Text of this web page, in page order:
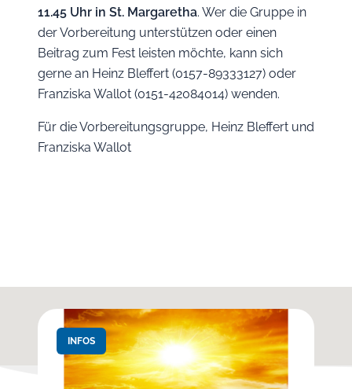
11.45 Uhr in St. Margaretha. Wer die Gruppe in
der Vorbereitung unterstützen oder einen
Beitrag zum Fest leisten möchte, kann sich
gerne an Heinz Bleffert (0157-89333127) oder
Franziska Wallot (0151-42084014) wenden.
Für die Vorbereitungsgruppe, Heinz Bleffert und
Franziska Wallot
INFOS